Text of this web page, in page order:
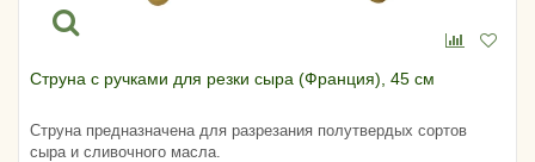
Струна с ручками для резки сыра (Франция), 45 см
Струна предназначена для разрезания полутвердых сортов
сыра и сливочного масла.